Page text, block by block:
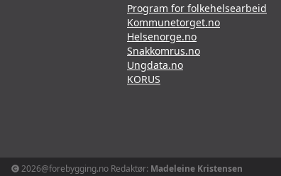
Program for folkehelsearbeid
Kommunetorget.no
Helsenorge.no
Snakkomrus.no
Ungdata.no
KORUS
2026@forebygging.no Redaktør: Madeleine Kristensen